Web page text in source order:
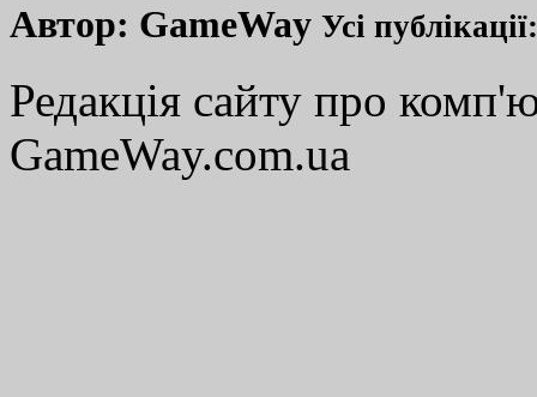
Автор: GameWay Усі
Редакція сайту про
GameWay.com.ua